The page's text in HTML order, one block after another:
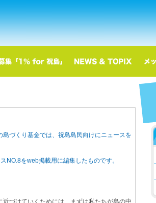
づくり基金では、祝島島民向けにニュースを
NO.8をweb掲載用に編集したものです。
づけていくためには、まずは私たちが島の中